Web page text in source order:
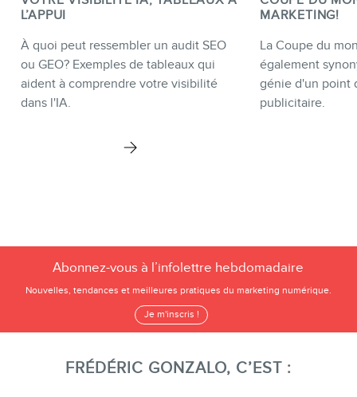
L’APPUI
À quoi peut ressembler un audit SEO
ou GEO? Exemples de tableaux qui
aident à comprendre votre visibilité
dans l'IA.
MARKETING!
La Coupe du
également
génie d'un point
publicitaire.
Abonnez-vous à l’infolettre hebdomadaire
Nouvelles, tendances et meilleures pratiques du marketing numérique.
Je m'inscris !
FRÉDÉRIC GONZALO, C’EST :